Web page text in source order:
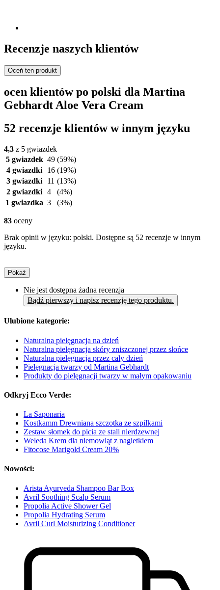
Recenzje naszych klientów
Oceń ten produkt
ocen klientów po polski dla Martina
Gebhardt Aloe Vera Cream
52 recenzje klientów w innym języku
4,3 z 5 gwiazdek
5 gwiazdek 49 (59%)
4 gwiazdki
16 (19%)
3 gwiazdki
11 (13%)
2 gwiazdki 4
(4%)
1 gwiazdka 3 (3%)
83 oceny
Brak opinii w języku: polski. Dostępne są 52 recenzje w innym
języku.
Pokaż
Nie jest dostępna żadna recenzja
Bądź pierwszy i napisz recenzję tego produktu.
Ulubione kategorie:
Naturalna pielęgnacja na dzień
Naturalna pielęgnacja skóry zniszczonej przez słońce
Naturalna pielęgnacja przez cały dzień
Pielęgnacja twarzy od Martina Gebhardt
Produkty do pielęgnacji twarzy w małym opakowaniu
Odkryj Ecco Verde:
La Saponaria
Kostkamm Drewniana szczotka ze szpilkami
Zestaw słomek do picia ze stali nierdzewnej
Weleda Krem dla niemowląt z nagietkiem
Fitocose Marigold Cream 20%
Nowości:
Arista Ayurveda Shampoo Bar Box
Avril Soothing Scalp Serum
Propolia Active Shower Gel
Propolia Hydrating Serum
Avril Curl Moisturizing Conditioner